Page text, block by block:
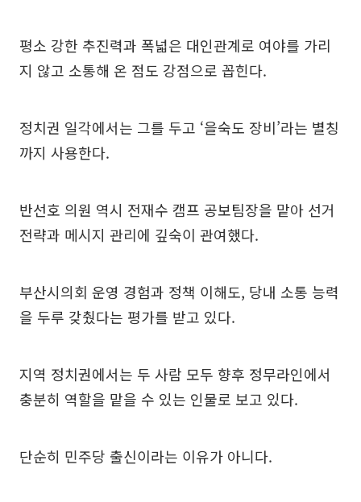
평소 강한 추진력과 폭넓은 대인관계로 여야를 가리
지 않고 소통해 온 점도 강점으로 꼽힌다.
정치권 일각에서는 그를 두고 ‘을숙도 장비’라는 별칭
까지 사용한다.
반선호 의원 역시 전재수 캠프 공보팀장을 맡아 선거
전략과 메시지 관리에 깊숙이 관여했다.
부산시의회 운영 경험과 정책 이해도, 당내 소통 능력
을 두루 갖췄다는 평가를 받고 있다.
지역 정치권에서는 두 사람 모두 향후 정무라인에서
충분히 역할을 맡을 수 있는 인물로 보고 있다.
단순히 민주당 출신이라는 이유가 아니다.